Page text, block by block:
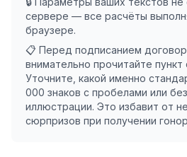
сервере — все расчёты
браузере.
📋 Перед подписанием
внимательно прочитайте
Уточните, какой именно
000 знаков с пробелами или
иллюстрации. Это избавит от
сюрпризов при получении